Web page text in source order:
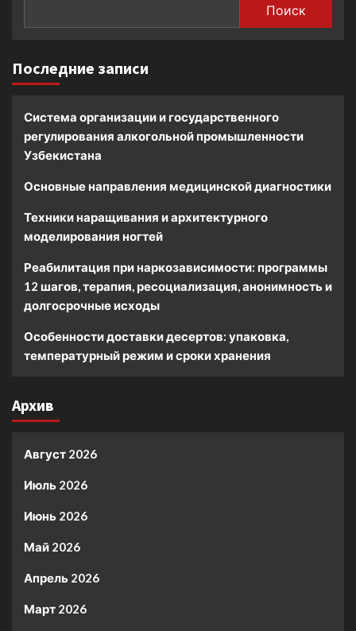
Поиск
Последние записи
Система организации и государственного
регулирования алкогольной промышленности
Узбекистана
Основные направления медицинской диагностики
Техники наращивания и архитектурного
моделирования ногтей
Реабилитация при наркозависимости: программы
12 шагов, терапия, ресоциализация, анонимность и
долгосрочные исходы
Особенности доставки десертов: упаковка,
температурный режим и сроки хранения
Архив
Август 2026
Июль 2026
Июнь 2026
Май 2026
Апрель 2026
Март 2026